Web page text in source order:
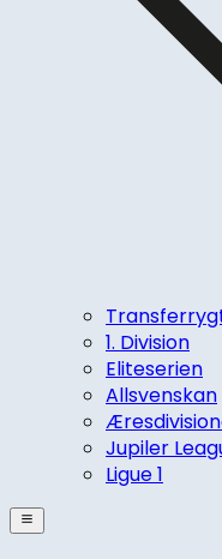
1. Division
Eliteserien
Allsvenskan
Jupiler
Ligue 1